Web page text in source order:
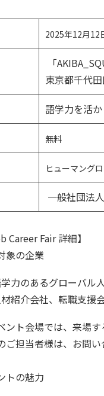
2025年12月12
「
東京都千代
語学力を活
無料
ヒューマング
一般社団法
Career Fair 詳細】
象の企業
力のあるグローバル
紹介会社、転職支援
ト会場では、来場
ご担当者様は、お問い
トの魅力